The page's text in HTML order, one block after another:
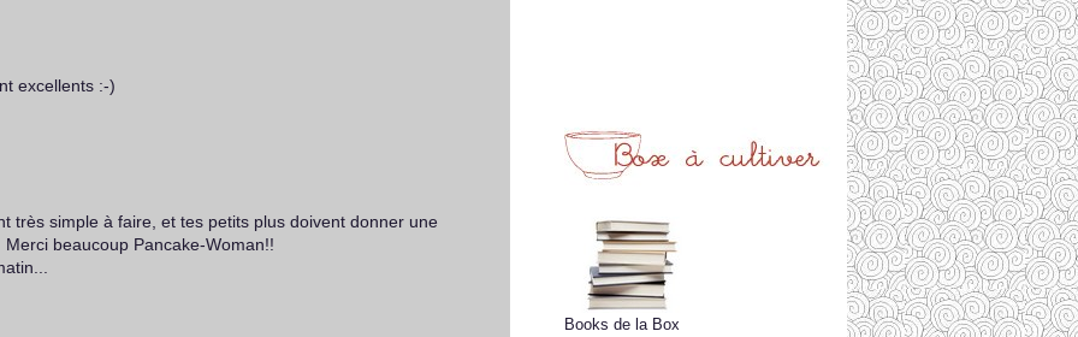
excellents :-)
très simple à faire, et tes petits plus doivent donner une
beaucoup Pancake-Woman!!
Books de la Box